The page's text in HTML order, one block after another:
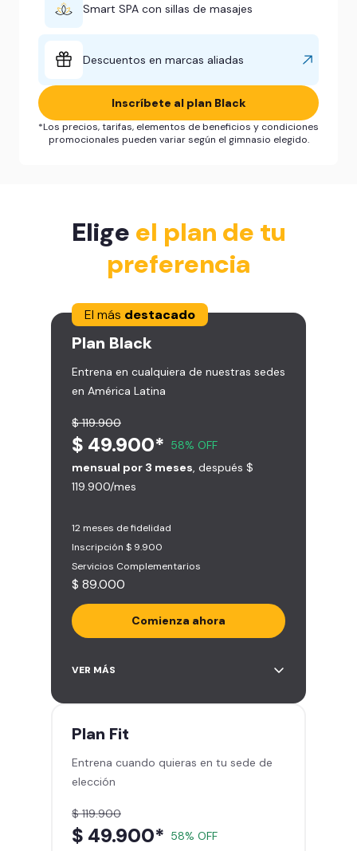
Smart SPA con sillas de masajes
Descuentos en marcas aliadas
Inscríbete al plan Black
*Los precios, tarifas, elementos de beneficios y condiciones
promocionales pueden variar según el gimnasio elegido.
Elige el plan de tu
preferencia
El más destacado
Plan Black
Entrena en cualquiera de nuestras sedes
en América Latina
$ 119.900
$ 49.900* 58% OFF
mensual por 3 meses , después $
119.900/mes
12 meses de fidelidad
Inscripción $ 9.900
Servicios Complementarios
$ 89.000
Comienza ahora
Acceso ilimitado a más de 2.000
Derecho a traer un invitado 5
Smart Spa (Relájate en los sillones
de masajes)
Descuentos especiales en marcas
Smart Fit App (Tu plan de
entrenamiento personalizado)
VER MÁS
Plan Fit
Entrena cuando quieras en tu sede de
elección
$ 119.900
$ 49.900* 58% OFF